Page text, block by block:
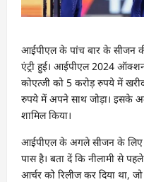
आईपीएल के पांच बार के सीजन
एंट्री हुई। आईपीएल 2024 ऑक्शन
कोएत्जी को 5 करोड़ रुपये में
रुपये में अपने साथ जोड़ा। इसके
शामिल किया।
आईपीएल के अगले सीजन के लिए
पास है। बता दें कि नीलामी से
आर्चर को रिलीज कर दिया था,